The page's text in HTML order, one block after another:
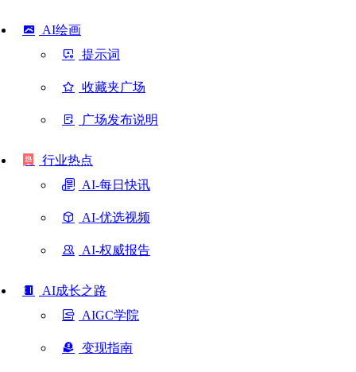
AI绘画
提示词
收藏夹广场
广场发布说明
行业热点
AI-每日快讯
AI-优选视频
AI-权威报告
AI成长之路
AIGC学院
变现指南